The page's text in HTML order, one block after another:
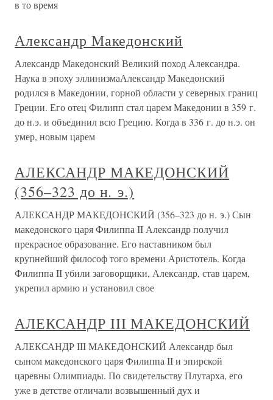
в то время
Александр Македонский
Александр Македонский Великий поход Александра.
Наука в эпоху эллинизмаАлександр Македонский
родился в Македонии, горной области у северных границ
Греции. Его отец Филипп стал царем Македонии в 359 г.
до н.э. и объединил всю Грецию. Когда в 336 г. до н.э. он
умер, новым царем
АЛЕКСАНДР МАКЕДОНСКИЙ
(356–323 до н. э.)
АЛЕКСАНДР МАКЕДОНСКИЙ (356–323 до н. э.) Сын
македонского царя Филиппа II Александр получил
прекрасное образование. Его наставником был
крупнейший философ того времени Аристотель. Когда
Филиппа II убили заговорщики, Александр, став царем,
укрепил армию и установил свое
АЛЕКСАНДР III МАКЕДОНСКИЙ
АЛЕКСАНДР III МАКЕДОНСКИЙ Александр был
сыном македонского царя Филиппа II и эпирской
царевны Олимпиады. По свидетельству Плутарха, его
уже в детстве отличали возвышенный дух и